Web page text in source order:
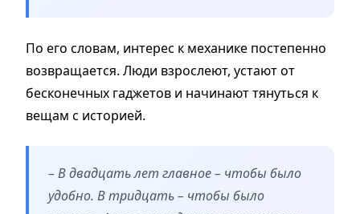
По его словам, интерес к механике постепенно
возвращается. Люди взрослеют, устают от
бесконечных гаджетов и начинают тянуться к
вещам с историей.
– В двадцать лет главное – чтобы было
удобно. В тридцать – чтобы было